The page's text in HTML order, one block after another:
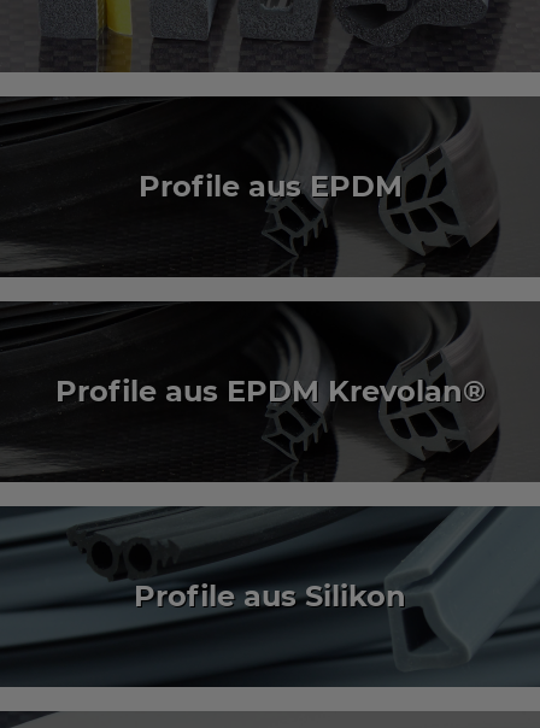
Profile aus EPDM
Profile aus EPDM Krevolan®
Profile aus Silikon